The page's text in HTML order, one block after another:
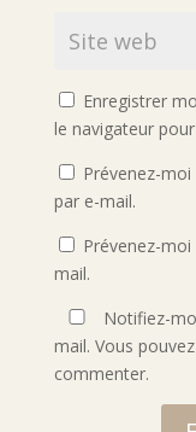
Enregistrer
le navigateur
Prévenez-
par e-mail.
Prévenez-
mail.
Notifiez-
mail. Vous
commenter.